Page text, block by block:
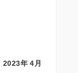
2023年 4月